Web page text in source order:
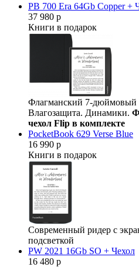
PB 700 Era 64Gb Copper +
37 980 р
Книги в подарок
Флагманский 7-дюймовый
Влагозащита. Динамики.
чехол Flip в комплекте
PocketBook 629 Verse Blue
16 990 р
Книги в подарок
Современный ридер с
подсветкой
PW 2021 16Gb SO + Чехол
16 480 р